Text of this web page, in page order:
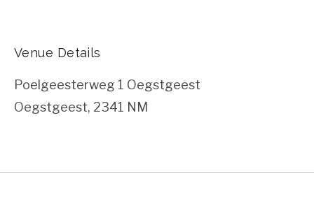
Venue Details
Poelgeesterweg 1 Oegstgeest
Oegstgeest, 2341 NM